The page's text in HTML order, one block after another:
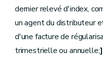
Art. D.141
Art.D.142
Art.D.143
Art. [D. 143/2
Art.[D. 143/3
Art.D.144
dernier relevé d'index,
un agent du distributeur
d'une facture de
trimestrielle ou annuelle;]